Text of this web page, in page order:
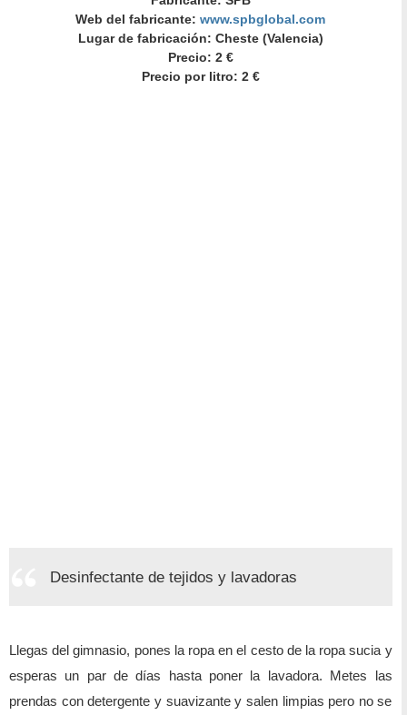
Web del fabricante:www.spbglobal.com
Lugar de fabricación: Cheste (Valencia)
Precio: 2 €
Precio por litro: 2 €
Desinfectante de tejidos y lavadoras
Llegas del gimnasio, pones la ropa en el cesto de la ropa sucia y
esperas un par de días hasta poner la lavadora. Metes las
prendas con detergente y suavizante y salen limpias pero no se